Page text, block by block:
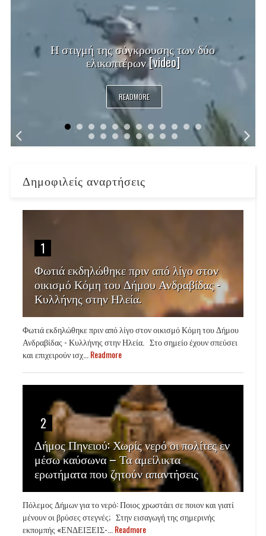
Η στιγμή της σύγκρουσης των δύο
ελικοπτέρων [video]
READMORE
Δημοφιλείς αναρτήσεις
1
Φωτιά εκδηλώθηκε πριν από λίγο στον
οικισμό Κόμη του Δήμου Ανδραβίδας -
Κυλλήνης στην Ηλεία.
Φωτιά εκδηλώθηκε πριν από λίγο στον οικισμό Κόμη του Δήμου
Ανδραβίδας - Κυλλήνης στην Ηλεία. Στο σημείο έχουν σπεύσει
και επιχειρούν ισχ... Readmore
2
Δήμος Πηνειού: Χωρίς νερό οι πολίτες εν
μέσω καύσωνα – Τα αμείλικτα
ερωτήματα που ζητούν απαντήσεις
Πόλεμος Δήμων για το νερό: Ποιος χρωστάει σε ποιον και γιατί
μένουν οι βρύσες στεγνές; Στην εισαγωγή της σημερινής
εκπομπής «ΕΝΔΕΙΞΕΙΣ-... Readmore